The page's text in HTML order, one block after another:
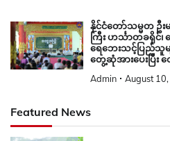
နိုင်ငံတော်သမ္မတ ဦ
ကြီး ဟင်္သာတခရိုင်
ရေဘေးသင့်ပြည်သူမျ
တွေ့ဆုံအားပေးပြီး ထ
Admin August
Featured News